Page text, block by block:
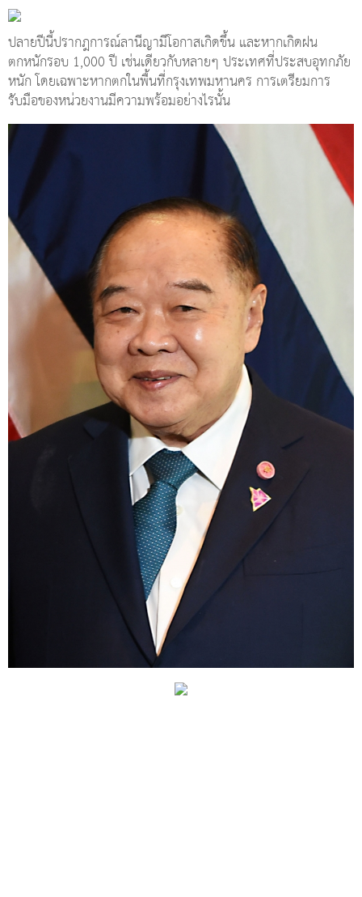
ปลายปีนี้ปรากฎการณ์ลานีญามีโอกาสเกิดขึ้น และหากเกิดฝน
ตกหนักรอบ 1,000 ปี เช่นเดียวกับหลายๆ ประเทศที่ประสบอุทกภัย
หนัก โดยเฉพาะหากตกในพื้นที่กรุงเทพมหานคร การเตรียมการ
รับมือของหน่วยงานมีความพร้อมอย่างไรนั้น